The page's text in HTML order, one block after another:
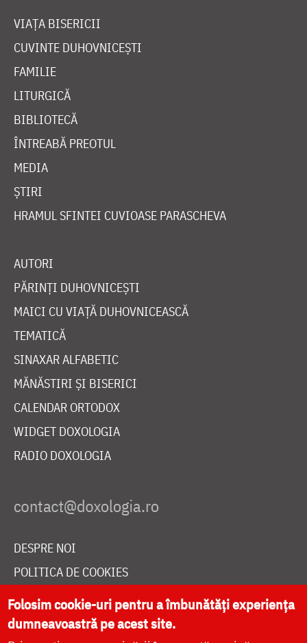
VIAȚA BISERICII
CUVINTE DUHOVNICEȘTI
FAMILIE
LITURGICĂ
BIBLIOTECĂ
ÎNTREABĂ PREOTUL
MEDIA
ȘTIRI
HRAMUL SFINTEI CUVIOASE PARASCHEVA
AUTORI
PĂRINȚI DUHOVNICEȘTI
MAICI CU VIAȚĂ DUHOVNICEASCĂ
TEMATICĂ
SINAXAR ALFABETIC
MĂNĂSTIRI ȘI BISERICI
CALENDAR ORTODOX
WIDGET DOXOLOGIA
RADIO DOXOLOGIA
DESPRE NOI
POLITICA DE COOKIES
DONEAZĂ ONLINE PENTRU CATEDRALA NAȚIONALĂ
Folosim cookie-uri pentru a îmbunătăți experiența
dumneavoastră pe acest site.